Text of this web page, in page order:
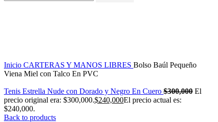
Inicio CARTERAS Y MANOS LIBRES Bolso Baúl Pequeño
Viena Miel con Talco En PVC
Tenis Estrella Nude con Dorado y Negro En Cuero $300,000 El
precio original era: $300,000.$240,000El precio actual es:
$240,000.
Back to products